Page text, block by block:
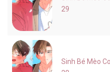
29
Sinh Bé Mèo